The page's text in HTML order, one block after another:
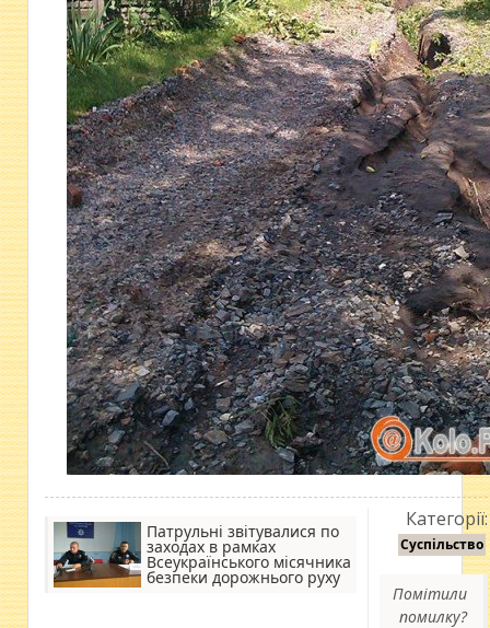
Патрульні звітувалися по
заходах в рамках
Всеукраїнського місячника
безпеки дорожнього руху
Категорії:
Суспільство
Помітили
помилку?